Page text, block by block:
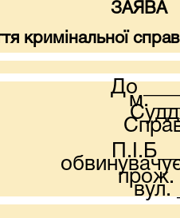
ЗАЯВА
кримінальної
До
м.
прож.
вул.